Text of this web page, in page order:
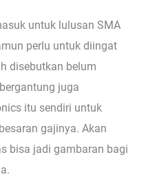
untuk lulusan SMA
perlu untuk diingat
disebutkan belum
juga
itu sendiri untuk
gajinya. Akan
bisa jadi gambaran bagi